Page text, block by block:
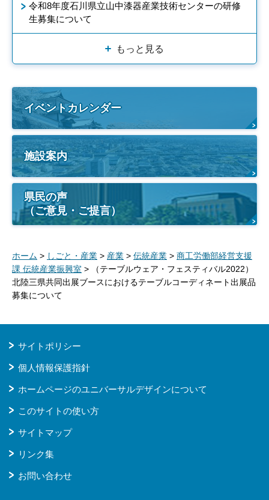
令和8年度石川県立山中漆器産業技術センターの研修
生募集について
もっと見る
イベントカレンダー
施設案内
県民の声
（ご意見・ご提言）
ホーム > しごと・産業 > 産業 > 伝統産業 > 商工労働部経営支援
課 伝統産業振興室 > （テーブルウェア・フェスティバル2022）
北陸三県共同出展ブースにおけるテーブルコーディネート出展品
募集について
サイトポリシー
個人情報保護指針
ホームページのユニバーサルデザインについて
このサイトの使い方
サイトマップ
リンク集
お問い合わせ